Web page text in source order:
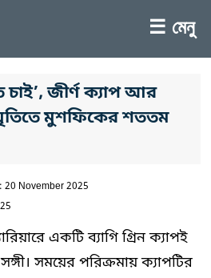
☰ মেনু
জীর্ণ ক্যাপ আর
মুশফিকের শততম
20 November 2025
একটি ব্যাগি গ্রিন ক্যাপই
সময়ের পরিক্রমায় ক্যাপটির